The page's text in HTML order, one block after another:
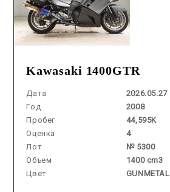
Kawasaki 1400GTR
Дата
2026.05.27
Год
2008
Пробег
44,595K
Оценка
4
Лот
№ 5300
Объем
1400 cm3
Цвет
GUNMETAL